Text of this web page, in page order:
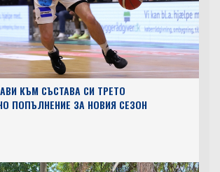
КЪМ СЪСТАВА СИ ТРЕТО
ПОПЪЛНЕНИЕ ЗА НОВИЯ СЕЗОН